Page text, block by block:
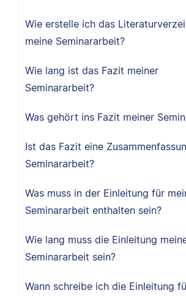
Wie erstelle ich das
meine Seminararbeit?
Wie lang ist das Fazit meiner
Seminararbeit?
Was gehört ins Fazit meiner
Ist das Fazit eine
Seminararbeit?
Was muss in der Einleitung für
Seminararbeit enthalten sein?
Wie lang muss die Einleitung
Seminararbeit sein?
Wann schreibe ich die Einleitung